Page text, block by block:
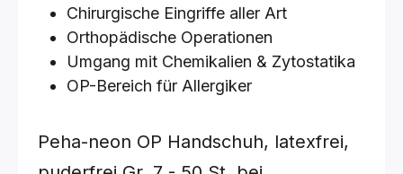
Chirurgische Eingriffe aller Art
Orthopädische Operationen
Umgang mit Chemikalien & Zytostatika
OP-Bereich für Allergiker
Peha-neon OP Handschuh, latexfrei,